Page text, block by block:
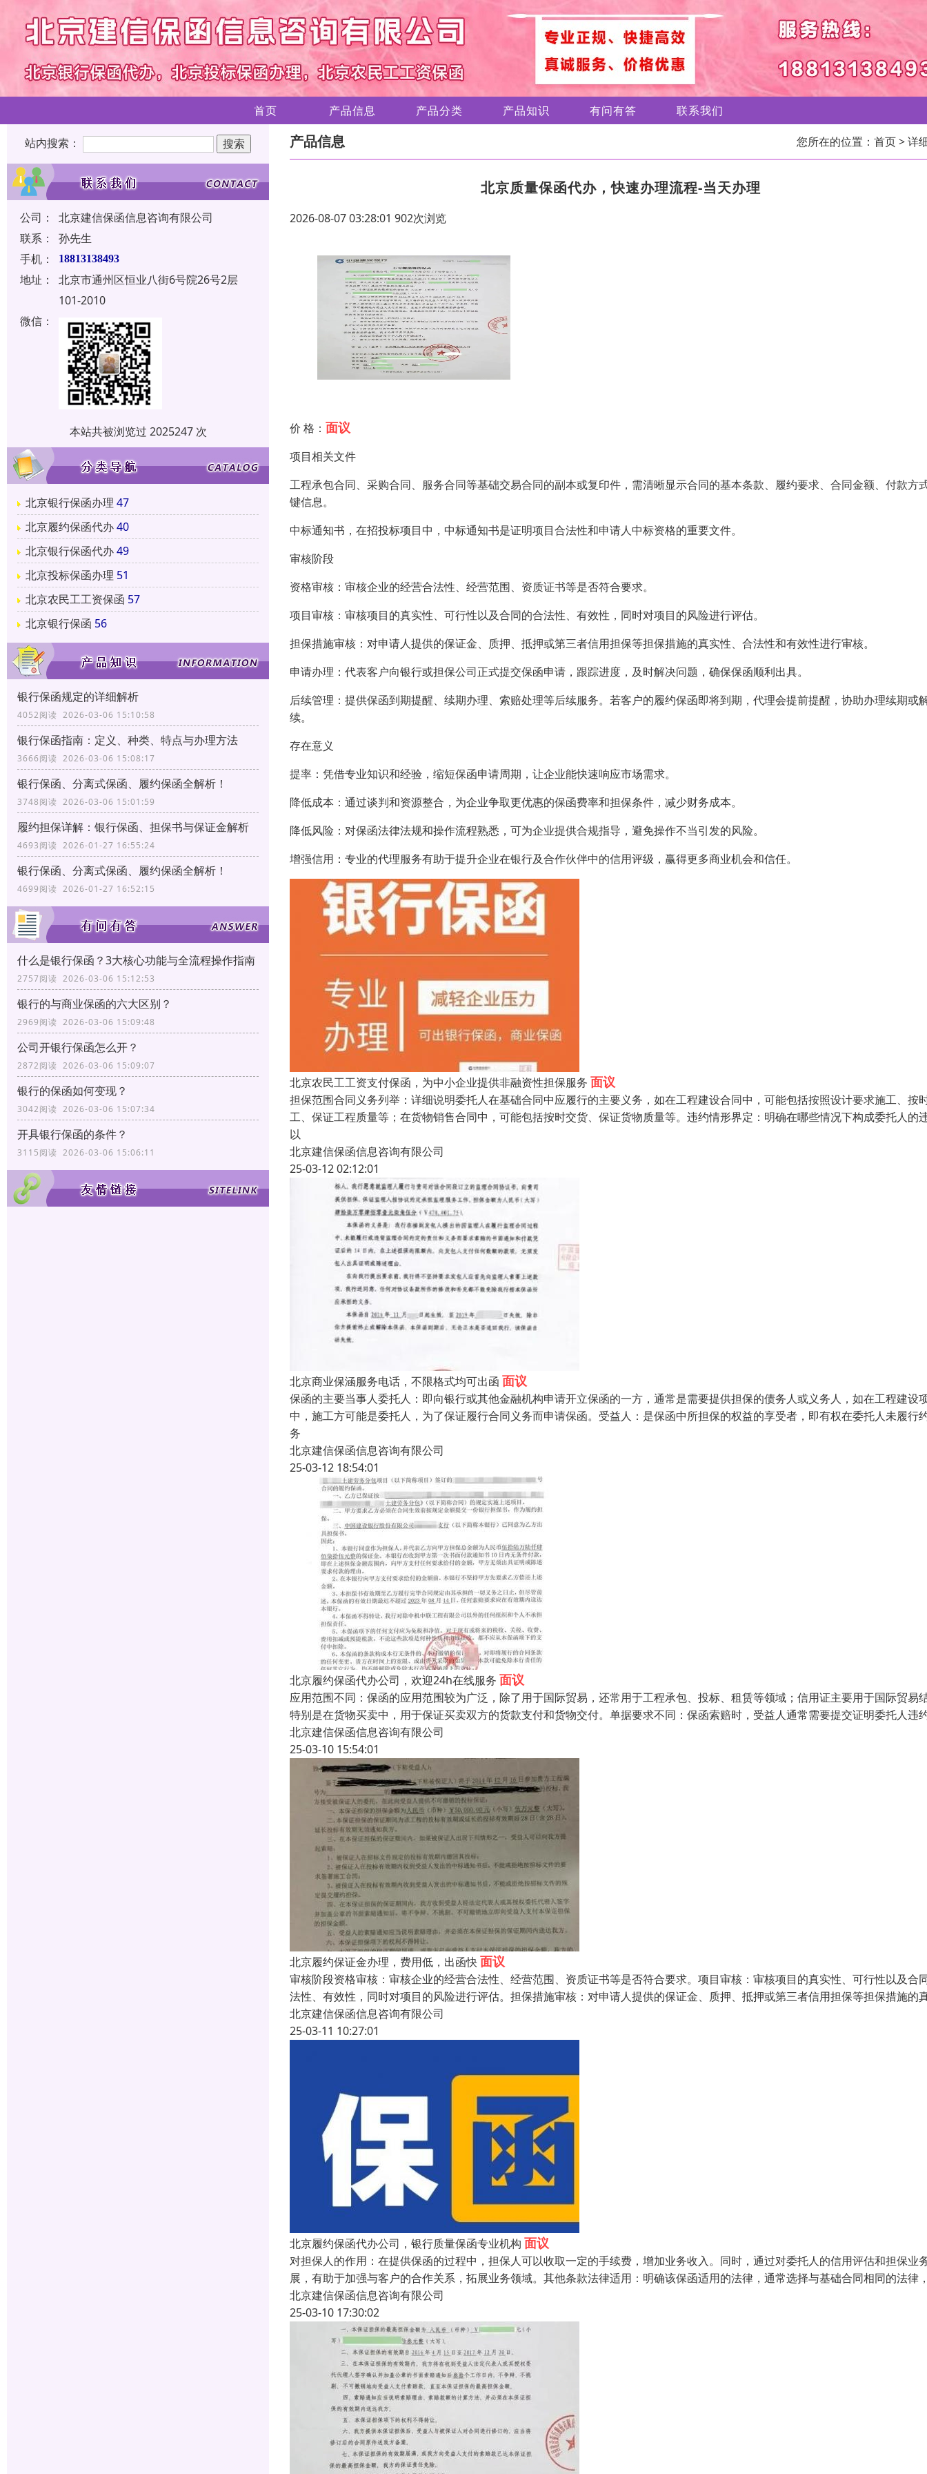
首页 产品信息 产品分类 产品知识 有问有答 联系我们
站内搜索：
公司：
北京建信保函信息咨询有限公司
联系：
孙先生
手机：
18813138493
地址：
北京市通州区恒业八街6号院26号2层
101-2010
微信：
本站共被浏览过 2025247 次
北京银行保函办理 47
北京履约保函代办40
北京银行保函代办49
北京投标保函办理 51
北京农民工工资保函 57
北京银行保函 56
银行保函规定的详细解析
4052阅读 2026-03-06 15:10:58
银行保函指南：定义、种类、特点与办理方法
3666阅读 2026-03-06 15:08:17
银行保函、分离式保函、履约保函全解析！
3748阅读 2026-03-06 15:01:59
履约担保详解：银行保函、担保书与保证金解析
4693阅读 2026-01-27 16:55:24
银行保函、分离式保函、履约保函全解析！
4699阅读 2026-01-27 16:52:15
什么是银行保函？3大核心功能与全流程操作指南
2757阅读 2026-03-06 15:12:53
银行的与商业保函的六大区别？
2969阅读 2026-03-06 15:09:48
公司开银行保函怎么开？
2872阅读 2026-03-06 15:09:07
银行的保函如何变现？
3042阅读 2026-03-06 15:07:34
开具银行保函的条件？
3115阅读 2026-03-06 15:06:11
产品信息 您所在的位置： 首页> 详
北京质量保函代办，快速办理流程-当天办理
2026-08-07 03:28:01 902次浏览
价 格： 面议
项目相关文件
工程承包合同、采购合同、服务合同等基础交易合同的副本或复印件，需清晰显示合同的基本条款、履约要求、合同金额、付款方
键信息。
中标通知书，在招投标项目中，中标通知书是证明项目合法性和申请人中标资格的重要文件。
审核阶段
资格审核：审核企业的经营合法性、经营范围、资质证书等是否符合要求。
项目审核：审核项目的真实性、可行性以及合同的合法性、有效性，同时对项目的风险进行评估。
担保措施审核：对申请人提供的保证金、质押、抵押或第三者信用担保等担保措施的真实性、合法性和有效性进行审核。
申请办理：代表客户向银行或担保公司正式提交保函申请，跟踪进度，及时解决问题，确保保函顺利出具。
后续管理：提供保函到期提醒、续期办理、索赔处理等后续服务。若客户的履约保函即将到期，代理会提前提醒，协助办理续期或
续。
存在意义
提率：凭借专业知识和经验，缩短保函申请周期，让企业能快速响应市场需求。
降低成本：通过谈判和资源整合，为企业争取更优惠的保函费率和担保条件，减少财务成本。
降低风险：对保函法律法规和操作流程熟悉，可为企业提供合规指导，避免操作不当引发的风险。
增强信用：专业的代理服务有助于提升企业在银行及合作伙伴中的信用评级，赢得更多商业机会和信任。
北京农民工工资支付保函，为中小企业提供非融资性担保服务 面议
担保范围合同义务列举：详细说明委托人在基础合同中应履行的主要义务，如在工程建设合同中，可能包括按照设计要求施工、按
工、保证工程质量等；在货物销售合同中，可能包括按时交货、保证货物质量等。违约情形界定：明确在哪些情况下构成委托人的
以
北京建信保函信息咨询有限公司
25-03-12 02:12:01
北京商业保涵服务电话，不限格式均可出函 面议
保函的主要当事人委托人：即向银行或其他金融机构申请开立保函的一方，通常是需要提供担保的债务人或义务人，如在工程建设
中，施工方可能是委托人，为了保证履行合同义务而申请保函。受益人：是保函中所担保的权益的享受者，即有权在委托人未履行
务
北京建信保函信息咨询有限公司
25-03-12 18:54:01
北京履约保函代办公司，欢迎24h在线服务 面议
应用范围不同：保函的应用范围较为广泛，除了用于国际贸易，还常用于工程承包、投标、租赁等领域；信用证主要用于国际贸易
特别是在货物买卖中，用于保证买卖双方的货款支付和货物交付。单据要求不同：保函索赔时，受益人通常需要提交证明委托人违
北京建信保函信息咨询有限公司
25-03-10 15:54:01
北京履约保证金办理，费用低，出函快面议
审核阶段资格审核：审核企业的经营合法性、经营范围、资质证书等是否符合要求。项目审核：审核项目的真实性、可行性以及合
法性、有效性，同时对项目的风险进行评估。担保措施审核：对申请人提供的保证金、质押、抵押或第三者信用担保等担保措施的
北京建信保函信息咨询有限公司
25-03-11 10:27:01
北京履约保函代办公司，银行质量保函专业机构 面议
对担保人的作用：在提供保函的过程中，担保人可以收取一定的手续费，增加业务收入。同时，通过对委托人的信用评估和担保业
展，有助于加强与客户的合作关系，拓展业务领域。其他条款法律适用：明确该保函适用的法律，通常选择与基础合同相同的法律
北京建信保函信息咨询有限公司
25-03-10 17:30:02